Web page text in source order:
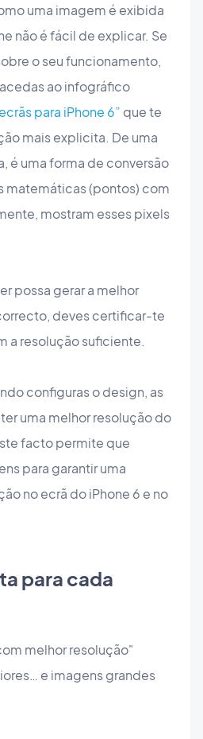
uma imagem é exibida
não é fácil de explicar. Se
o seu funcionamento,
ao infográfico
para iPhone 6” que te
mais explicita. De uma
é uma forma de conversão
matemáticas (pontos) com
mostram esses pixels
possa gerar a melhor
deves certificar-te
a resolução suficiente.
configuras o design, as
uma melhor resolução do
facto permite que
para garantir uma
no ecrã do iPhone 6 e no
para cada
melhor resolução"
e imagens grandes